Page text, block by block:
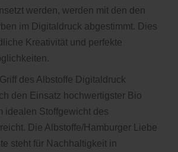
werden, werden mit den den
im Digitaldruck abgestimmt. Dies
Kreativität und perfekte
des Albstoffe Digitaldruck
den Einsatz hochwertigster Bio
idealen Stoffgewicht des
Die Albstoffe/Hamburger Liebe
steht für Nachhaltigkeit in